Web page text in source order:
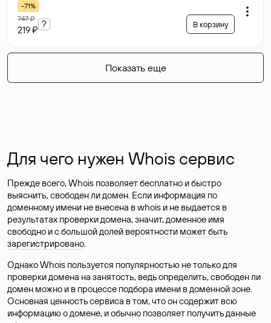
-71%
747 ₽
219 ₽
? В корзину
Показать еще
Для чего нужен Whois сервис
Прежде всего, Whois позволяет бесплатно и быстро
выяснить, свободен ли домен. Если информация по
доменному имени не внесена в whois и не выдается в
результатах проверки домена, значит, доменное имя
свободно и с большой долей вероятности может быть
зарегистрировано.
Однако Whois пользуется популярностью не только для
проверки домена на занятость, ведь определить, свободен ли
домен можно и в процессе подбора имени в доменной зоне.
Основная ценность сервиса в том, что он содержит всю
информацию о домене, и обычно позволяет получить данные